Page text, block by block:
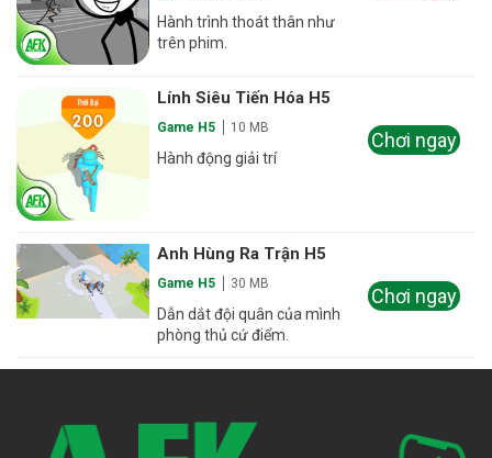
Hành trình thoát thân như
trên phim.
Lính Siêu Tiến Hóa H5
Game H5 10 MB
Hành động giải trí
Chơi ngay
Anh Hùng Ra Trận H5
Game H5 30 MB
Dẫn dắt đội quân của mình
phòng thủ cứ điểm.
Chơi ngay